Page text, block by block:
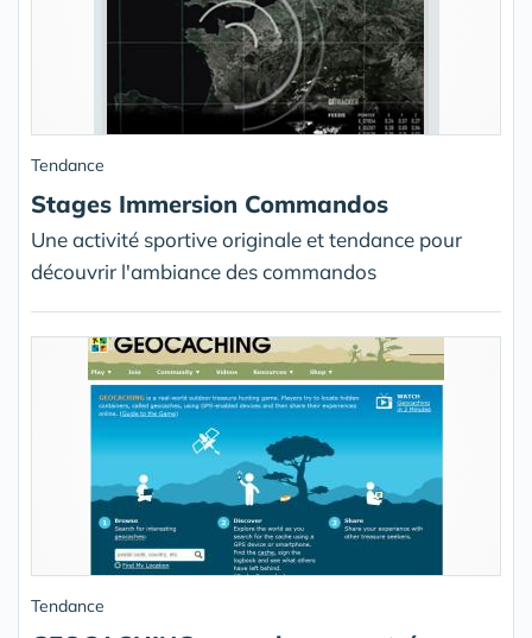
Tendance
Stages Immersion Commandos
Une activité sportive originale et tendance pour
découvrir l'ambiance des commandos
Tendance